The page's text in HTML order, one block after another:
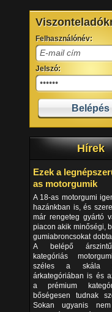
Felhasználónév:
Jelszó:
Hírek
Ezek a
as motorgumik
A 18-as motorgumi
hazánkban is, és
már rengeteg gyártó
piacon akik minőségi,
gumiabroncsokat
A belépő
kategóriás
széles a skála
árkategóriában is és
a prémium
bőségesen tudnak
Sokan ugyanis